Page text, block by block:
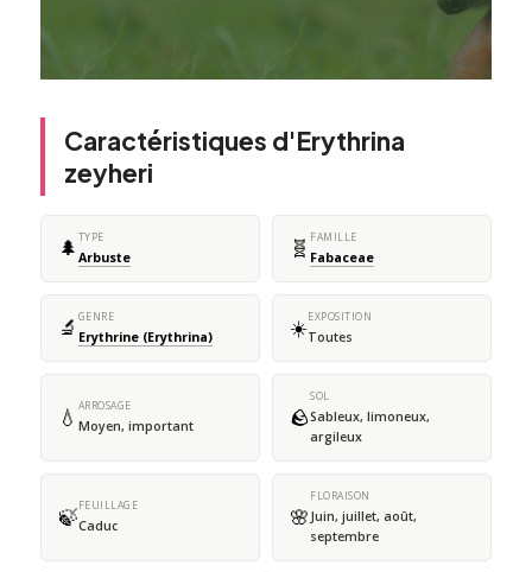
Caractéristiques d'Erythrina
zeyheri
🌲 TYPE
Arbuste 🧬 FAMILLE
Fabaceae
🔬 GENRE
Erythrine (Erythrina) ☀️EXPOSITION
Toutes
💧 ARROSAGE
Moyen, important 🪨
SOL
Sableux, limoneux,
argileux
🍃FEUILLAGE
Caduc 🌸
FLORAISON
Juin, juillet, août,
septembre